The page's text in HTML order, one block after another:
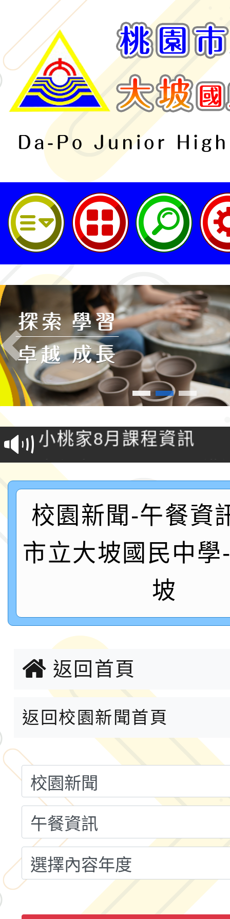
桃園市立大坡國民中學
Previous
社團法人台灣公益團體
理「金融基礎教育教材
坊
小桃家8月課程資訊
文化大學《TA101》溝
認證課程
轉知桃園市政府交通局
共運輸服務，鼓勵民眾
桃「我的減碳存摺2.0
案，詳如說明，請參閱
115年第二屆全國原住
2026年新北亞洲盃暨
鐵人三項錦標賽
桃園市115學年度學生
運動系列徵選頒獎典禮
成果展」
2026城鎮韌性防空演習
桃園市大溪自造教育及
年八月份教師研習
社團法人台灣公益團體
理「金融基礎教育教材
小桃家8月課程資訊
文化大學《TA101》溝
認證課程
轉知桃園市政府交通局
共運輸服務，鼓勵民眾
桃「我的減碳存摺2.0
案，詳如說明，請參閱
115年第二屆全國原住
2026年新北亞洲盃暨
鐵人三項錦標賽
桃園市115學年度學生
「2026年『王牌愛／
校園新聞-午餐資
市立大坡國民中學
坡
返回首頁
返回校園新聞首頁